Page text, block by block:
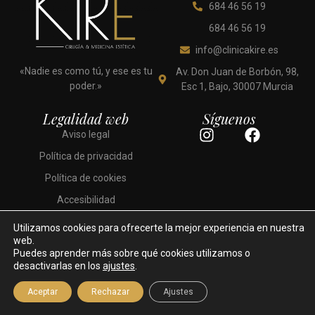
«Nadie es como tú, y ese es tu
poder.»
684 46 56 19
684 46 56 19
info@clinicakire.es
Av. Don Juan de Borbón, 98,
Esc 1, Bajo, 30007 Murcia
Legalidad web
Aviso legal
Política de privacidad
Política de cookies
Accesibilidad
Síguenos
I
g
r
m
F
o
o
Desarrollado por: Ekuánime
Clínica Kiré © 2026. Todos los derechos reservados.
Utilizamos cookies para ofrecerte la mejor experiencia en nuestra
web.
Puedes aprender más sobre qué cookies utilizamos o
desactivarlas en los ajustes
Aceptar Rechazar Ajustes